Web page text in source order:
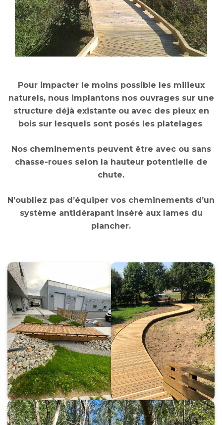
Pour impacter le moins possible les milieux
naturels, nous implantons nos ouvrages sur une
structure déjà existante ou avec des pieux en
bois sur lesquels sont posés les platelages.
Nos cheminements peuvent être avec ou sans
chasse-roues selon la hauteur potentielle de
chute.
N’oubliez pas d’équiper vos cheminements d’un
système antidérapant inséré aux lames du
plancher.